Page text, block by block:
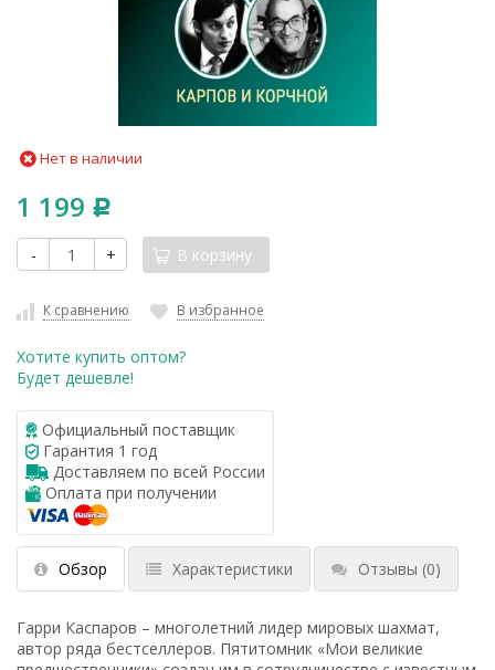
Нет в наличии
1 199 Р
- + В корзину
К сравнению В избранное
Хотите купить оптом?
Будет дешевле!
Официальный поставщик
Гарантия 1 год
Доставляем по всей России
Оплата при получении
Обзор Характеристики Отзывы (0)
Гарри Каспаров – многолетний лидер мировых шахмат,
автор ряда бестселлеров. Пятитомник «Мои великие